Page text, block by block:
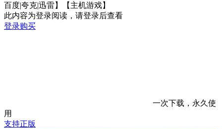
百度|夸克|迅雷】【主机游戏】
此内容为登录阅读，请登录后查看
登录购买
一次下载，永久使
用
支持正版